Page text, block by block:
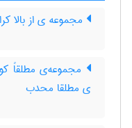
مجموعه ی از بالا
مجموعه‌ی مطلقاً
ی مطلقا محدب